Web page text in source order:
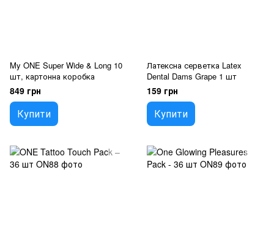
My ONE Super Wide & Long 10
шт, картонна коробка
849 грн
Купити
Латексна серветка Latex
Dental Dams Grape 1 шт
159 грн
Купити